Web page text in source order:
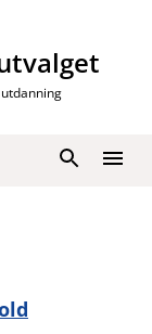
Meny
Søk